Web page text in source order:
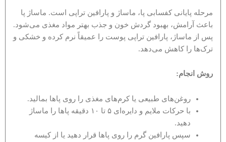
مرحله پایانی کفسابی پا، ماساژ و پارافین تراپی است. ماساژ پا
باعث آرامش، بهبود گردش خون و جذب بهتر مواد مغذی می‌شود.
پس از ماساژ، پارافین تراپی پوست را عمیقاً نرم کرده و خشکی و
ترک‌ها را کاهش می‌دهد.
روش انجام:
روغن‌های طبیعی یا کرم‌های مغذی را روی پاها بمالید.
با حرکات ملایم و دایره‌ای ۵ تا ۱۰ دقیقه پاها را ماساژ
دهید.
سپس پارافین گرم را روی پاها قرار دهید یا از کیسه